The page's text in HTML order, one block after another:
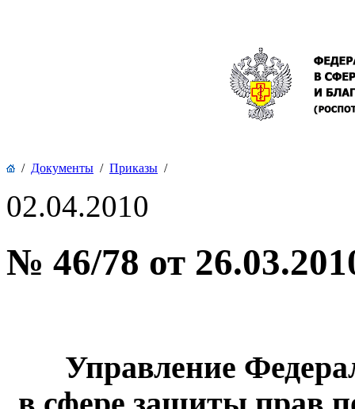
/ Документы / Приказы /
02.04.2010
№ 46/78 от
Управление